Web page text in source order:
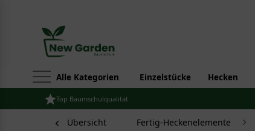
Alle Kategorien Einzelstücke Hecken
Top Baumschulqualität
Übersicht Fertig-Heckenelemente